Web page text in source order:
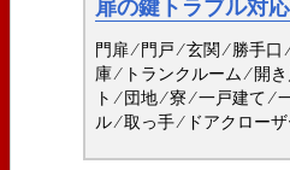
扉の鍵トラブル対
門扉 ⁄ 門戸 ⁄ 玄関 ⁄ 勝手
庫 ⁄ トランクルーム ⁄ 開
ト ⁄ 団地 ⁄ 寮 ⁄ 一戸建て
ル ⁄ 取っ手 ⁄ ドアクロー